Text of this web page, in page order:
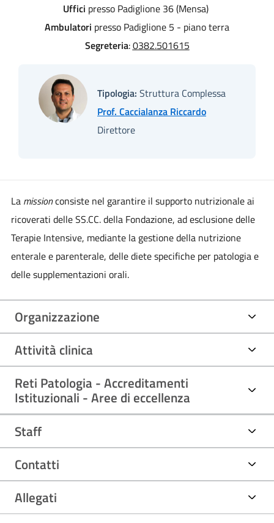
Uffici presso Padiglione 36 (Mensa)
Ambulatori presso Padiglione 5 - piano terra
Segreteria:0382.501615
Tipologia: Struttura Complessa
Prof. Caccialanza Riccardo
Direttore
La missionconsiste nel garantire il supporto nutrizionale ai
ricoverati delle SS.CC. della Fondazione, ad esclusione delle
Terapie Intensive, mediante la gestione della nutrizione
enterale e parenterale, delle diete specifiche per patologia e
delle supplementazioni orali.
Organizzazione
Attività clinica
Reti Patologia - Accreditamenti
Istituzionali - Aree di eccellenza
Staff
Contatti
Allegati